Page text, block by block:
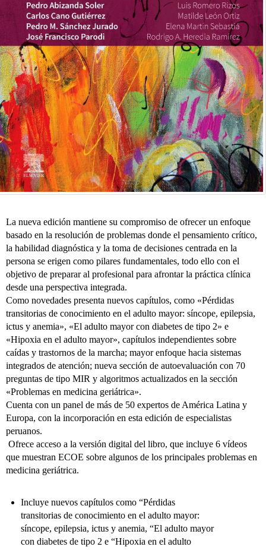
La nueva edición mantiene su compromiso de ofrecer un enfoque
basado en la resolución de problemas donde el pensamiento crítico,
la habilidad diagnóstica y la toma de decisiones centrada en la
persona se erigen como pilares fundamentales, todo ello con el
objetivo de preparar al profesional para afrontar la práctica clínica
desde una perspectiva integrada.
Como novedades presenta nuevos capítulos, como «Pérdidas
transitorias de conocimiento en el adulto mayor: síncope, epilepsia,
ictus y anemia», «El adulto mayor con diabetes de tipo 2» e
«Hipoxia en el adulto mayor», capítulos independientes sobre
caídas y trastornos de la marcha; mayor enfoque hacia sistemas
integrados de atención; nueva sección de autoevaluación con 70
preguntas de tipo MIR y algoritmos actualizados en la sección
«Problemas en medicina geriátrica».
Cuenta con un panel de más de 50 expertos de América Latina y
Europa, con la incorporación en esta edición de especialistas
peruanos.
Ofrece acceso a la versión digital del libro, que incluye 6 vídeos
que muestran ECOE sobre algunos de los principales problemas en
medicina geriátrica.
Incluye nuevos capítulos como “Pérdidas
transitorias de conocimiento en el adulto mayor:
síncope, epilepsia, ictus y anemia, “El adulto mayor
con diabetes de tipo 2 e “Hipoxia en el adulto